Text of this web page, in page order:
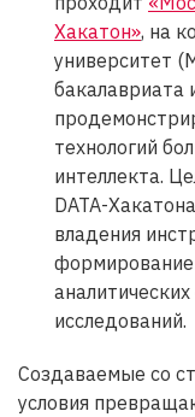
Хакатон», на
университет
бакалавриата
технологий
интеллекта.
DATA-
владения
исследований.
Создаваемые со
условия